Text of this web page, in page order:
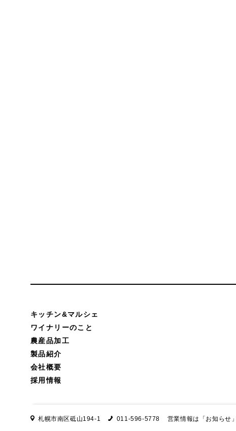
札幌市南区砥山194-1 011-596-5778 営業情報は 「お知らせ」
キッチン&マルシェ
ワイナリーのこと
農産品加工
製品紹介
会社概要
採用情報